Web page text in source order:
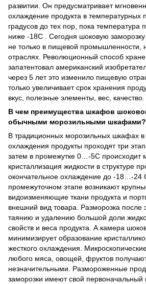
развитии. Он предусматривает
охлаждение продукта в температурных
градусов до тех пор, пока температура
ниже -18С . Сегодня шоковую заморозку
не только в пищевой промышленности,
отраслях. Революционный способ
запатентовал американский
через 5 лет это изменило пищевую
только увеличивает срок хранения
вкус, полезные элементы, вес, качество.
В чем преимущества шкафов
обычными морозильными шкафами?
В традиционных морозильных шкафах в
охлаждения продукты проходят три
затем в промежутке 0…-5С происходит
кристаллизация жидкости в структуре
окончательное охлаждение до -18…-24
промежуточном этапе возникают
видоизменяющие ткани продукта и
внешний вид товара. Разморозка после
таянию и удалению большой доли
свойств и веса продукта. А камера
минимизирует образование
жесткого охлаждения.
любого мяса, овощей, фруктов
незначительными. Размороженные
заморозки имеют свой первоначальный